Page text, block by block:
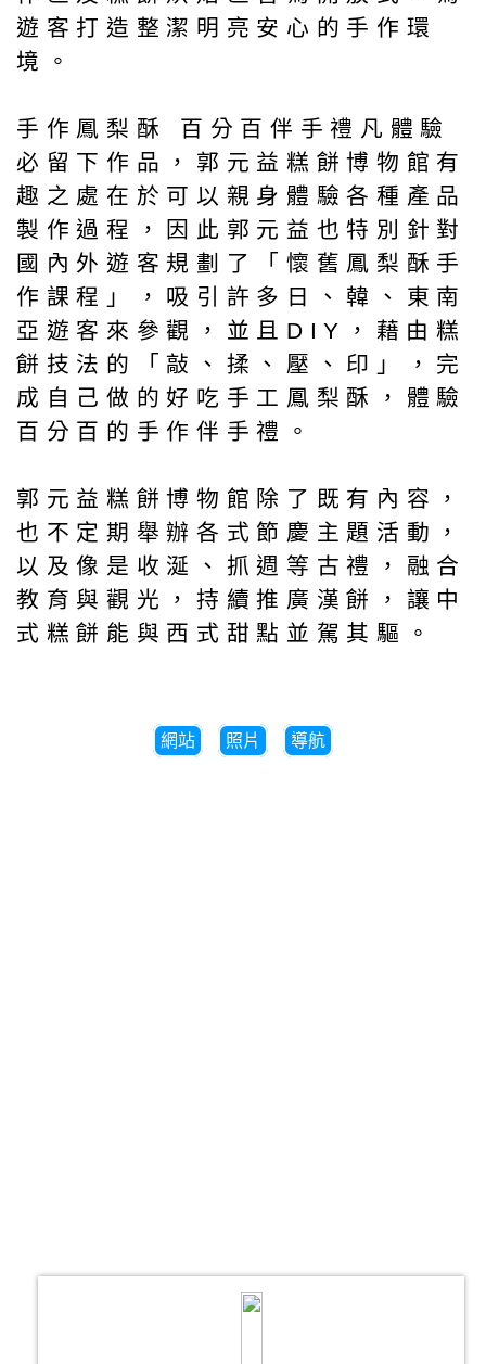
遊客打造整潔明亮安心的手作環
境。
手作鳳梨酥 百分百伴手禮凡體驗
必留下作品，郭元益糕餅博物館有
趣之處在於可以親身體驗各種產品
製作過程，因此郭元益也特別針對
國內外遊客規劃了「懷舊鳳梨酥手
作課程」，吸引許多日、韓、東南
亞遊客來參觀，並且DIY，藉由糕
餅技法的「敲、揉、壓、印」，完
成自己做的好吃手工鳳梨酥，體驗
百分百的手作伴手禮。
郭元益糕餅博物館除了既有內容，
也不定期舉辦各式節慶主題活動，
以及像是收涎、抓週等古禮，融合
教育與觀光，持續推廣漢餅，讓中
式糕餅能與西式甜點並駕其驅。
網站 照片 導航